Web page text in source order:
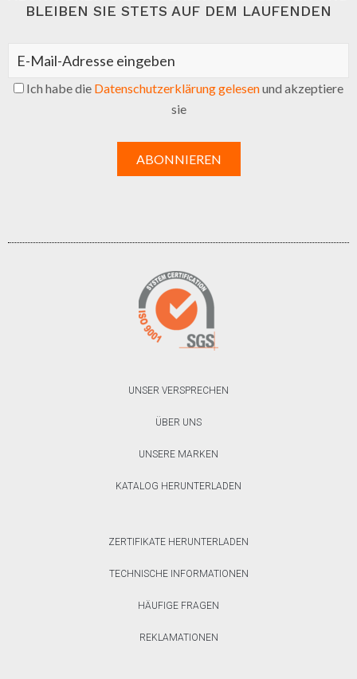
BLEIBEN SIE STETS AUF DEM LAUFENDEN
Ich habe die Datenschutzerklärung gelesenund akzeptiere
sie
UNSER VERSPRECHEN
ÜBER UNS
UNSERE MARKEN
KATALOG HERUNTERLADEN
ZERTIFIKATE HERUNTERLADEN
TECHNISCHE INFORMATIONEN
HÄUFIGE FRAGEN
REKLAMATIONEN